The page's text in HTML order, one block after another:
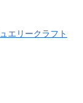
エリークラフト